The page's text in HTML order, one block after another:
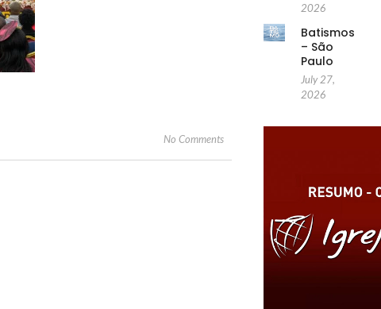
No Comments
2026
Batismos
– São
Paulo
July 27,
2026